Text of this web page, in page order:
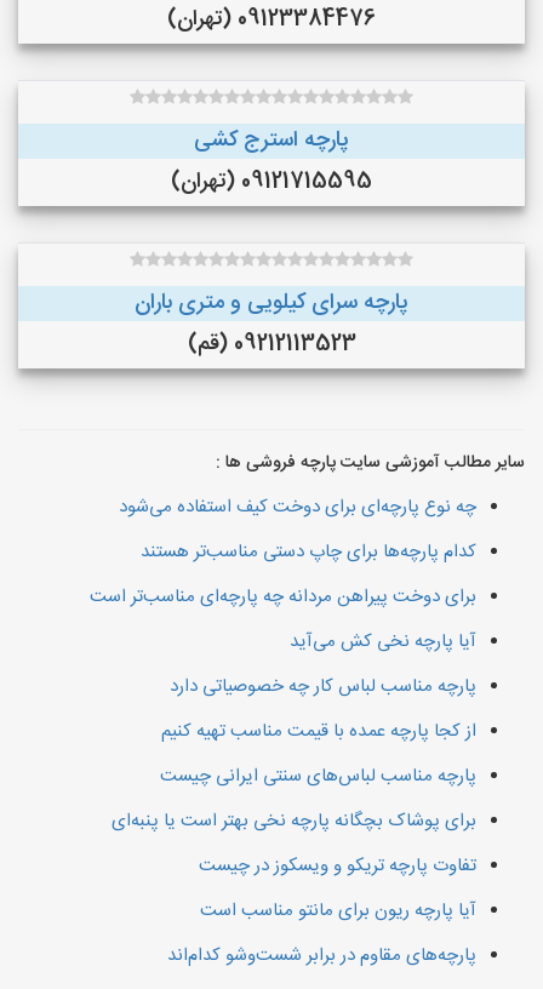
09123384476 (تهران)
پارچه استرج کشی
09121715595 (تهران)
پارچه سرای کیلویی و متری باران
09212113523 (قم)
سایر مطالب آموزشی سایت پارچه فروشی ها :
چه نوع پارچه‌ای برای دوخت کیف استفاده می‌شود
کدام پارچه‌ها برای چاپ دستی مناسب‌تر هستند
برای دوخت پیراهن مردانه چه پارچه‌ای مناسب‌تر است
آیا پارچه نخی کش می‌آید
پارچه مناسب لباس کار چه خصوصیاتی دارد
از کجا پارچه عمده با قیمت مناسب تهیه کنیم
پارچه مناسب لباس‌های سنتی ایرانی چیست
برای پوشاک بچگانه پارچه نخی بهتر است یا پنبه‌ای
تفاوت پارچه تریکو و ویسکوز در چیست
آیا پارچه ریون برای مانتو مناسب است
پارچه‌های مقاوم در برابر شست‌وشو کدام‌اند